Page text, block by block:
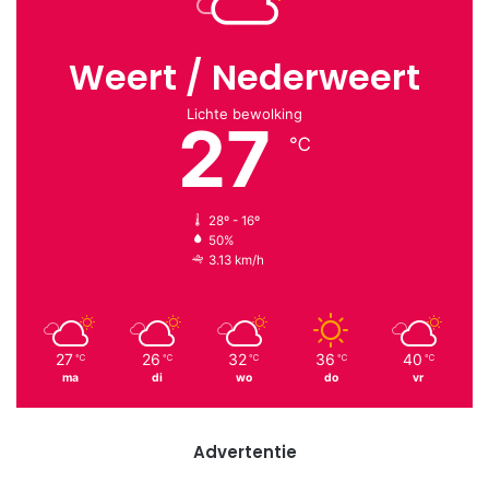
Weert / Nederweert
Lichte bewolking
27 ℃
28º - 16º
50%
3.13 km/h
27 ℃
ma
26 ℃
di
32 ℃
wo
36 ℃
do
40 ℃
vr
Advertentie